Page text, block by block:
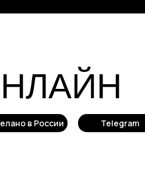
в России Telegram